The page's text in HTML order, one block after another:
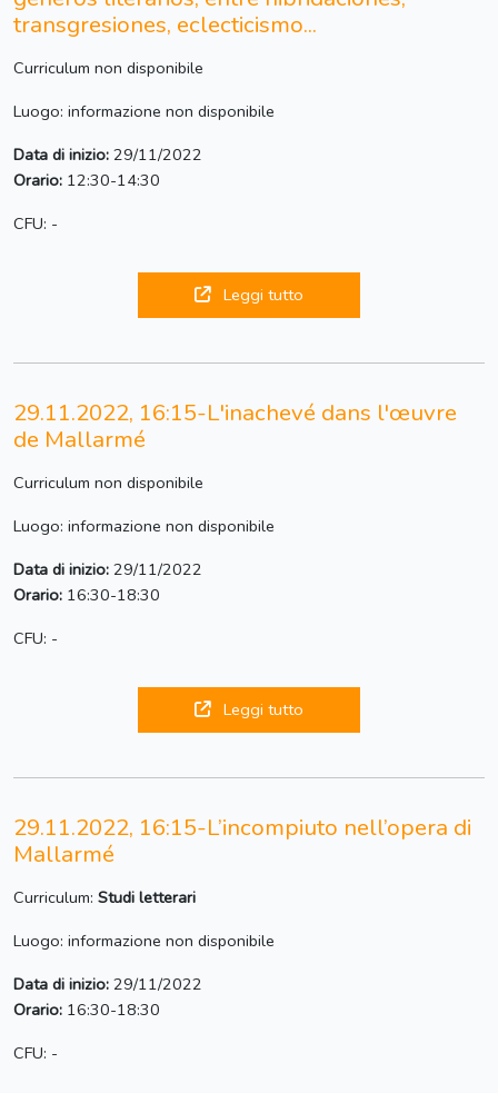
transgresiones, eclecticismo...
Curriculum non disponibile
Luogo: informazione non disponibile
Data di inizio: 29/11/2022
Orario: 12:30-14:30
CFU: -
Leggi tutto
29.11.2022, 16:15-L'inachevé dans l'œuvre
de Mallarmé
Curriculum non disponibile
Luogo: informazione non disponibile
Data di inizio: 29/11/2022
Orario: 16:30-18:30
CFU: -
Leggi tutto
29.11.2022, 16:15-L’incompiuto nell’opera di
Mallarmé
Curriculum: Studi letterari
Luogo: informazione non disponibile
Data di inizio: 29/11/2022
Orario: 16:30-18:30
CFU: -